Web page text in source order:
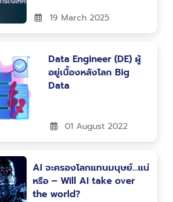
19 March 2025
Data Engineer (DE) ผู้
อยู่เบื้องหลังโลก Big
Data
01 August 2022
AI จะครองโลกแทนมนุษย์…แน่
หรือ – Will AI take over
the world?